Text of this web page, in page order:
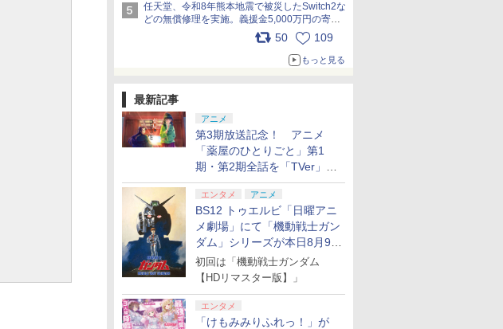
任天堂、令和8年熊本地震で被災したSwitch2な
どの無償修理を実施。義援金5,000万円の寄付
も発表 pic.x.com/BAYsMfUfUC
50 109
もっと見る
最新記事
アニメ
第3期放送記念！ アニメ
「薬屋のひとりごと」第1
期・第2期全話を「TVer」に
て期間限定で順次無料配信開
始エンタメ アニメ
BS12 トゥエルビ「日曜アニ
メ劇場」にて「機動戦士ガン
ダム」シリーズが本日8月9日
から8週連続で放送
初回は「機動戦士ガンダム
【HDリマスター版】」
エンタメ
「けもみみりふれっ！」が